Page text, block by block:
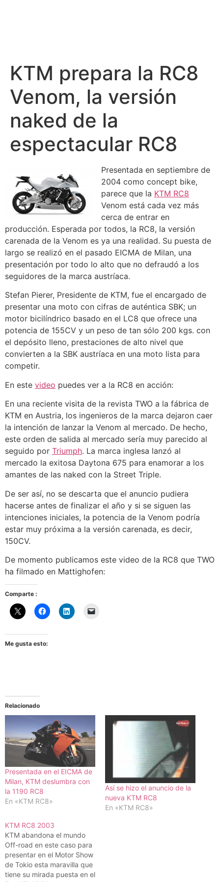
KTM prepara la RC8
Venom, la versión
naked de la
espectacular RC8
Presentada en septiembre de
2004 como concept bike,
parece que la KTM RC8
Venom está cada vez más
cerca de entrar en
producción. Esperada por todos, la RC8, la versión
carenada de la Venom es ya una realidad. Su puesta de
largo se realizó en el pasado EICMA de Milan, una
presentación por todo lo alto que no defraudó a los
seguidores de la marca austríaca.
Stefan Pierer, Presidente de KTM, fue el encargado de
presentar una moto con cifras de auténtica SBK; un
motor bicilíndrico basado en el LC8 que ofrece una
potencia de 155CV y un peso de tan sólo 200 kgs. con
el depósito lleno, prestaciones de alto nivel que
convierten a la SBK austríaca en una moto lista para
competir.
En este video puedes ver a la RC8 en acción:
En una reciente visita de la revista TWO a la fábrica de
KTM en Austria, los ingenieros de la marca dejaron caer
la intención de lanzar la Venom al mercado. De hecho,
este orden de salida al mercado sería muy parecido al
seguido por Triumph. La marca inglesa lanzó al
mercado la exitosa Daytona 675 para enamorar a los
amantes de las naked con la Street Triple.
De ser así, no se descarta que el anuncio pudiera
hacerse antes de finalizar el año y si se siguen las
intenciones iniciales, la potencia de la Venom podría
estar muy próxima a la versión carenada, es decir,
150CV.
De momento publicamos este video de la RC8 que TWO
ha filmado en Mattighofen:
Comparte :
Me gusta esto:
Relacionado
Presentada en el EICMA de
Milan, KTM deslumbra con
la 1190 RC8
En «KTM RC8»
Así se hizo el anuncio de la
nueva KTM RC8
En «KTM RC8»
KTM RC8 2003
KTM abandona el mundo
Off-road en este caso para
presentar en el Motor Show
de Tokio esta maravilla que
tiene su mirada puesta en el